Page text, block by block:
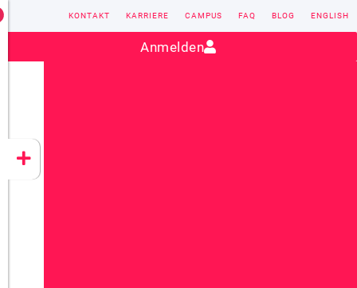
CONZEPT 16
YEET
Kontakt:sales@vectorsoft.de
KONTAKT KARRIERE CAMPUS FAQ BLOG ENGLISH
Anmelden